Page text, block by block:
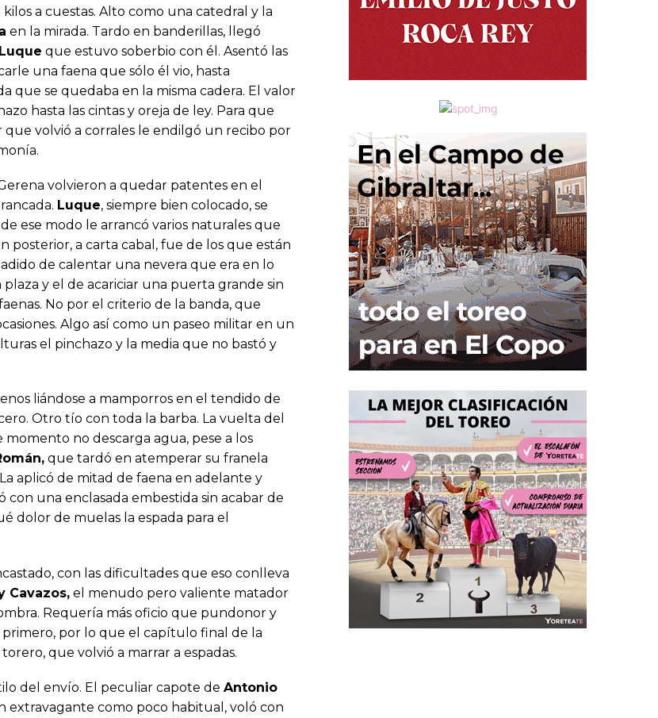
a cuestas. Alto como una catedral y la
en la mirada. Tardo en banderillas, llegó
que estuvo soberbio con él. Asentó las
una faena que sólo él vio, hasta
que se quedaba en la misma cadera. El valor
hasta las cintas y oreja de ley. Para que
volvió a corrales le endilgó un recibo por
volvieron a quedar patentes en el
Luque, siempre bien colocado, se
ese modo le arrancó varios naturales que
a carta cabal, fue de los que están
de calentar una nevera que era en lo
y el de acariciar una puerta grande sin
No por el criterio de la banda, que
Algo así como un paseo militar en un
el pinchazo y la media que no bastó y
liándose a mamporros en el tendido de
Otro tío con toda la barba. La vuelta del
no descarga agua, pese a los
que tardó en atemperar su franela
aplicó de mitad de faena en adelante y
con una enclasada embestida sin acabar de
dolor de muelas la espada para el
con las dificultades que eso conlleva
Cavazos, el menudo pero valiente matador
Requería más oficio que pundonor y
por lo que el capítulo final de la
que volvió a marrar a espadas.
del envío. El peculiar capote de Antonio
extravagante como poco habitual, voló con